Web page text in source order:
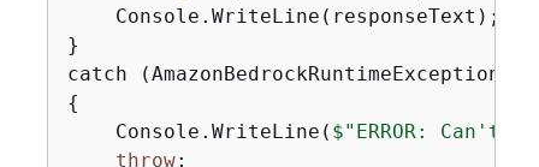
    Console.WriteLine(responseText);
}
{
    Console.WriteLine(
$"ERROR: Can't
throw;